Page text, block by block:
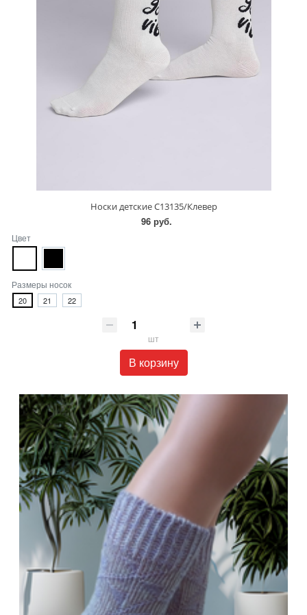
Носки детские С13135/Клевер
96 руб.
Цвет
Размеры носок
20 21 22
шт
В корзину